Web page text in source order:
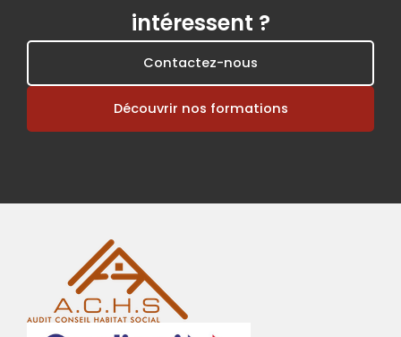
intéressent ?
Contactez-nous
Découvrir nos formations